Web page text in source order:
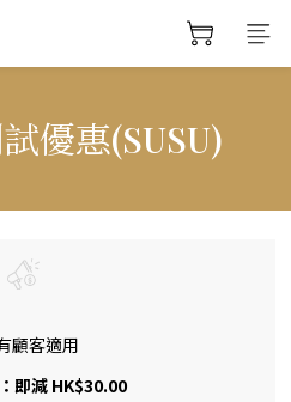
優惠(SUSU)
顧客適用
即減 HK$30.00